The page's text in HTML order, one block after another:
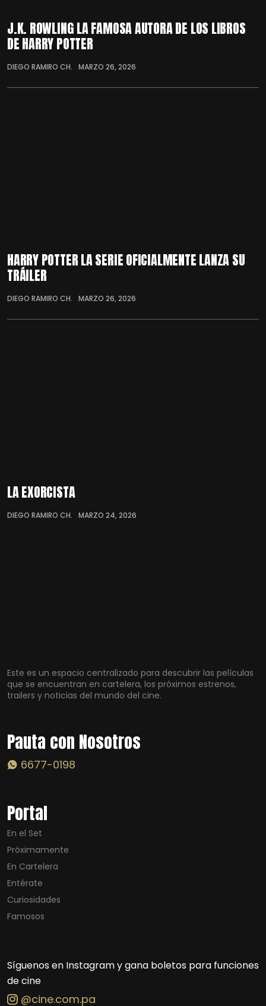
J.K. ROWLING LA FAMOSA AUTORA DE LOS LIBROS
DE HARRY POTTER
DIEGO RAMIRO CH. MARZO 26, 2026
HARRY POTTER LA SERIE OFICIALMENTE LANZA SU
TRÁILER
DIEGO RAMIRO CH. MARZO 26, 2026
LA EXORCISTA
DIEGO RAMIRO CH. MARZO 24, 2026
Este es un espacio centralizado para descubrir las películas
que se encuentran en cartelera, los próximos estrenos,
trailers y noticias del mundo del cine.
Pauta con Nosotros
6677-0198
Portal
En el Set
Próximamente
En Cartelera
Entérate
Curiosidades
Famosos
Síguenos en Instagram y gana boletos para funciones
de cine
@cine.com.pa